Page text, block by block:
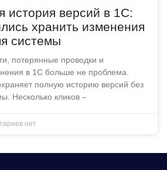
история версий в 1С:
хранить изменения
системы
потерянные проводки и
в 1С больше не проблема.
полную историю версий без
Несколько кликов –
нет